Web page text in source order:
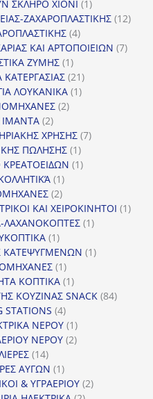
προϊόν
ΣΚΛΗΡΟ ΧΙΟΝΙ 11
προϊόν
ΖΑΧΑΡΟΠΛΑΣΤΙΚΗΣ 1212
44
προϊόντα
ΚΑΙ ΑΡΤΟΠΟΙΕΙΩΝ 77
ΖΥΜΗΣ 11
προϊόν
2121
προϊόντα
ΛΟΥΚΑΝΙΚΑ 11
22
22
προϊόντα
ΧΡΗΣΗΣ 77
ΠΩΛΗΣΗΣ 11
προϊόν
11
11
προϊόν
22
προϊόντα
ΚΑΙ ΧΕΙΡΟΚΙΝΗΤΟΙ 11
ΛΑΧΑΝΟΚΟΠΤΕΣ 11
11
προϊόν
ΚΑΤΕΨΥΓΜΕΝΩΝ 11
11
προϊόν
ΚΟΠΤΙΚΑ 11
προϊόν
ΚΟΥΖΙΝΑΣ SNACK 8484
STATIONS 44
προϊόντα
ΝΕΡΟΥ 11
προϊόν
ΝΕΡΟΥ 22
1414
προϊόντα
ΑΥΓΩΝ 11
προϊόν
& ΥΓΡΑΕΡΙΟΥ 22